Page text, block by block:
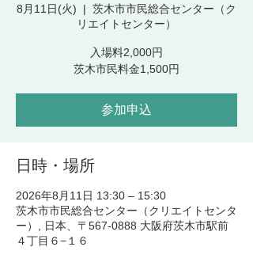
8月11日(火)
  |
茨木市市民総合センター（ク
リエイトセンター）
入場料2,000円
茨木市民料金1,500円
参加申込
日時・場所
2026年8月11日 13:30 – 15:30
茨木市市民総合センター（クリエイトセンタ
ー）, 日本、〒567-0888 大阪府茨木市駅前
４丁目６−１６